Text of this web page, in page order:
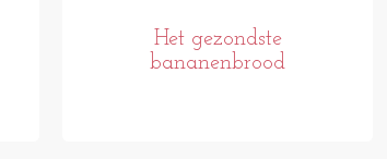
Het gezondste
bananenbrood